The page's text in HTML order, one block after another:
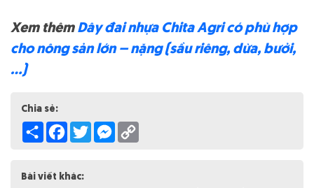
Xem thêm Dây đai nhựa Chita Agri có phù hợp
cho nông sản lớn – nặng (sầu riêng, dừa, bưởi,
…)
Chia sẻ:
Share Facebook
TwitterMessenger
Bài viết khác: